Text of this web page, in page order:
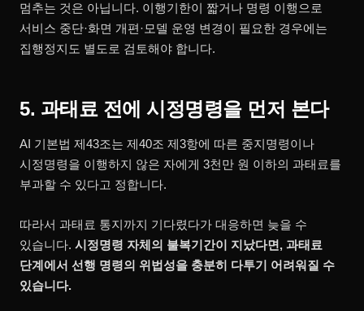
멈추는 것은 아닙니다. 이행기한이 짧거나 명령 이행으로
서비스 중단·화면 개편·모델 운영 변경이 필요한 경우에는
집행정지도 별도로 검토해야 합니다.
5. 과태료 전에 시정명령을 먼저 본다
AI 기본법 제43조는 제40조 제3항에 따른 중지명령이나
시정명령을 이행하지 않은 자에게 3천만 원 이하의 과태료를
부과할 수 있다고 정합니다.
따라서 과태료 통지까지 기다렸다가 대응하면 늦을 수
있습니다. 시정명령 자체의 불복기간이 지났다면, 과태료
단계에서 선행 명령의 위법성을 충분히 다투기 어려워질 수
있습니다.